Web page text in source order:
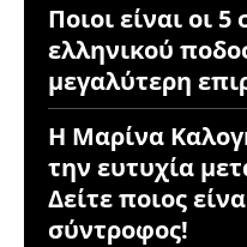
Ποιοι είναι οι
ελληνικού
μεγαλύτερη
Η Μαρίνα
την ευτυχία
Δείτε ποιος
σύντροφος!